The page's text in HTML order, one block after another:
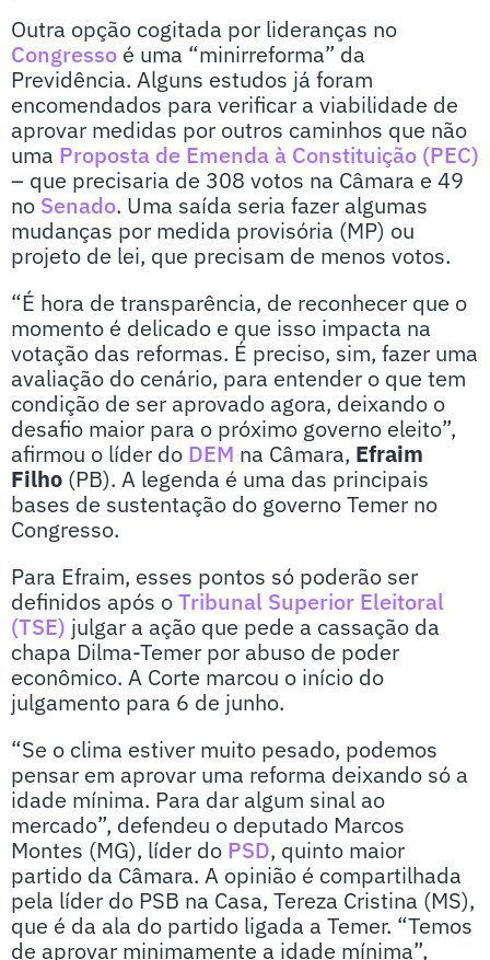
Outra opção cogitada por lideranças no
Congresso é uma “minirreforma” da
Previdência. Alguns estudos já foram
encomendados para verificar a viabilidade de
aprovar medidas por outros caminhos que não
uma Proposta de Emenda à Constituição (PEC)
– que precisaria de 308 votos na Câmara e 49
no Senado. Uma saída seria fazer algumas
mudanças por medida provisória (MP) ou
projeto de lei, que precisam de menos votos.
“É hora de transparência, de reconhecer que o
momento é delicado e que isso impacta na
votação das reformas. É preciso, sim, fazer uma
avaliação do cenário, para entender o que tem
condição de ser aprovado agora, deixando o
desafio maior para o próximo governo eleito”,
afirmou o líder do DEM na Câmara, Efraim
Filho (PB). A legenda é uma das principais
bases de sustentação do governo Temer no
Congresso.
Para Efraim, esses pontos só poderão ser
definidos após oTribunal Superior Eleitoral
(TSE) julgar a ação que pede a cassação da
chapa Dilma-Temer por abuso de poder
econômico. A Corte marcou o início do
julgamento para 6 de junho.
“Se o clima estiver muito pesado, podemos
pensar em aprovar uma reforma deixando só a
idade mínima. Para dar algum sinal ao
mercado”, defendeu o deputado Marcos
Montes (MG), líder do PSD, quinto maior
partido da Câmara. A opinião é compartilhada
pela líder do PSB na Casa, Tereza Cristina (MS),
que é da ala do partido ligada a Temer. “Temos
de aprovar minimamente a idade mínima”,